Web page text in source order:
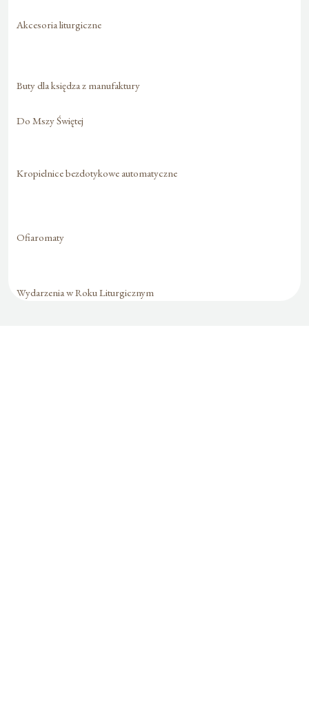
Akcesoria liturgiczne
Buty dla księdza z manufaktury
Do Mszy Świętej
Kropielnice bezdotykowe automatyczne
Ofiaromaty
Wydarzenia w Roku Liturgicznym